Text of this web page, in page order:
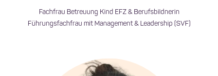
Fachfrau Betreuung Kind EFZ & Berufsbildnerin
Führungsfachfrau mit Management & Leadership (SVF)